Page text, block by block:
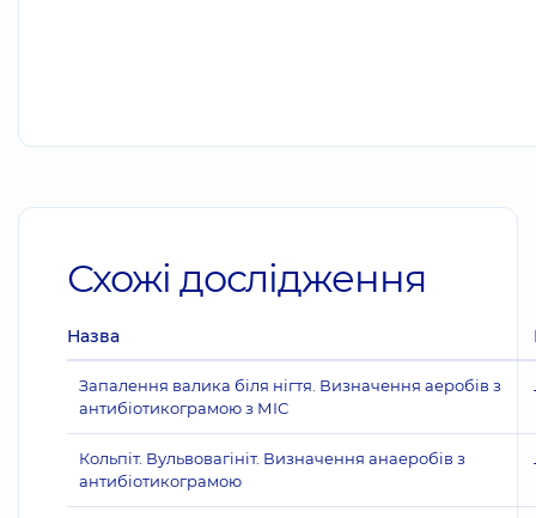
Схожі дослідження
Назва
Запалення валика біля нігтя. Визначення аеробів з
антибіотикограмою з МІС
Кольпіт. Вульвовагініт. Визначення анаеробів з
антибіотикограмою